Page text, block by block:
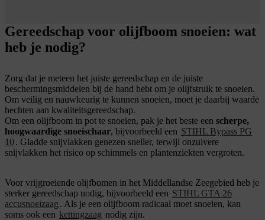
Gereedschap voor olijfboom snoeien: wat
heb je nodig?
Zorg dat je meteen het juiste gereedschap en de juiste
beschermingsmiddelen bij de hand hebt om je olijfstruik te snoeien.
Om veilig en nauwkeurig te kunnen snoeien, moet je daarbij waarde
hechten aan kwaliteitsgereedschap.
Om een olijfboom in pot te snoeien, pak je het beste een scherpe,
hoogwaardige snoeischaar, bijvoorbeeld een STIHL Bypass PG
10. Gladde snijvlakken genezen sneller, terwijl onzuivere
snijvlakken het risico op schimmels en plantenziekten vergroten.
Voor vrijgroeiende olijfbomen in het Middellandse Zeegebied heb je
sterker gereedschap nodig, bijvoorbeeld een STIHL GTA 26
accusnoeizaag . Als je een olijfboom radicaal moet snoeien, kan
soms ook een kettingzaag nodig zijn.